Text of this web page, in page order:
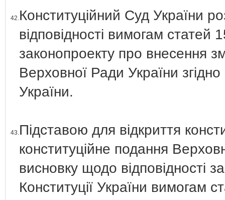
42.Конституційний Суд України
відповідності вимогам статей
законопроекту про внесення
Верховної Ради України
України.
43.Підставою для відкриття
конституційне подання
висновку щодо відповідності
Конституції України вимогам